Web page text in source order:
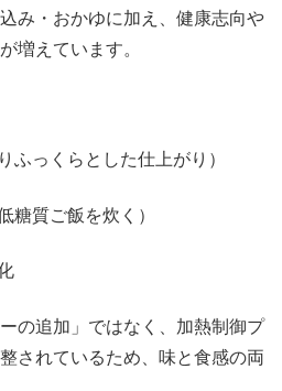
み・おかゆに加え、健康志向や
増えています。
ふっくらとした仕上がり）
糖質ご飯を炊く）
の追加」ではなく、加熱制御プ
されているため、味と食感の両